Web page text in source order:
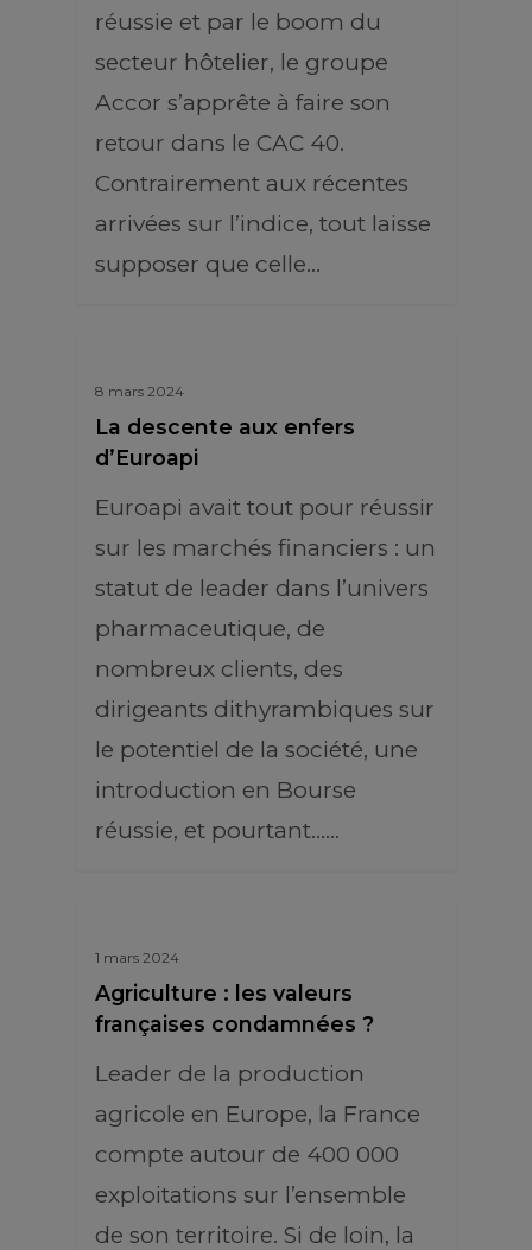
réussie et par le boom du
secteur hôtelier, le groupe
Accor s’apprête à faire son
retour dans le CAC 40.
Contrairement aux récentes
arrivées sur l’indice, tout laisse
supposer que celle…
8 mars 2024
La descente aux enfers
d’Euroapi
Euroapi avait tout pour réussir
sur les marchés financiers : un
statut de leader dans l’univers
pharmaceutique, de
nombreux clients, des
dirigeants dithyrambiques sur
le potentiel de la société, une
introduction en Bourse
réussie, et pourtant...…
1 mars 2024
Agriculture : les valeurs
françaises condamnées ?
Leader de la production
agricole en Europe, la France
compte autour de 400 000
exploitations sur l’ensemble
de son territoire. Si de loin, la